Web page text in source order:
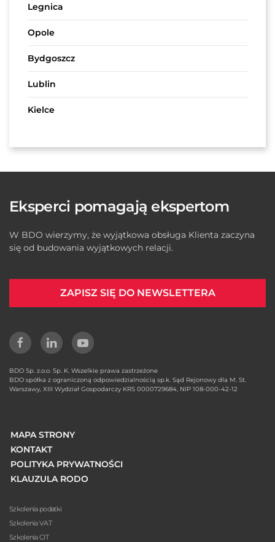
Legnica
Opole
Bydgoszcz
Lublin
Kielce
Eksperci pomagają ekspertom
W BDO wierzymy, że wyjątkowa obsługa Klienta zaczyna
się od budowania wyjątkowych relacji.
ZAPISZ SIĘ DO NEWSLETTERA
BDO Sp. z.o.o. Sp. K. Wszelkie prawa zastrzeżone
BDO spółka z ograniczoną odpowiedzialnością sp.k. Sąd Rejonowy dla M. St.
Warszawy, XIII Wydział Gospodarczy KRS 0000729684, NIP 108-000-42-12
MAPA STRONY
KONTAKT
POLITYKA PRYWATNOŚCI
KLAUZULA RODO
Szkolenia podatki
Szkolenia VAT
Szkolenia CIT